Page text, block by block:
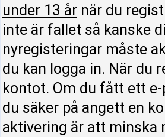
under 13 år när du
inte är fallet så kanske
nyregisteringar måste
du kan logga in. När du
kontot. Om du fått ett
du säker på angett en
aktivering är att minska